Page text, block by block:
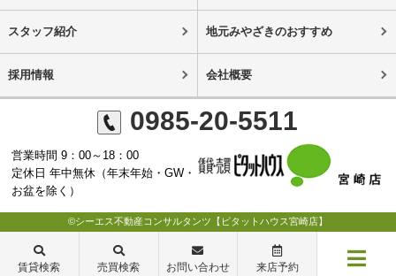
スタッフ紹介 地元みやざきのおすすめ
採用情報 会社概要
0985-20-5511
営業時間 9：00～18：00
定休日 年中無休（年末年始・GW・
お盆を除く）
©シーエス不動産コンサルタンツ【ピタットハウス宮崎店】
賃貸検索 売買検索 お問い合わせ 来店予約